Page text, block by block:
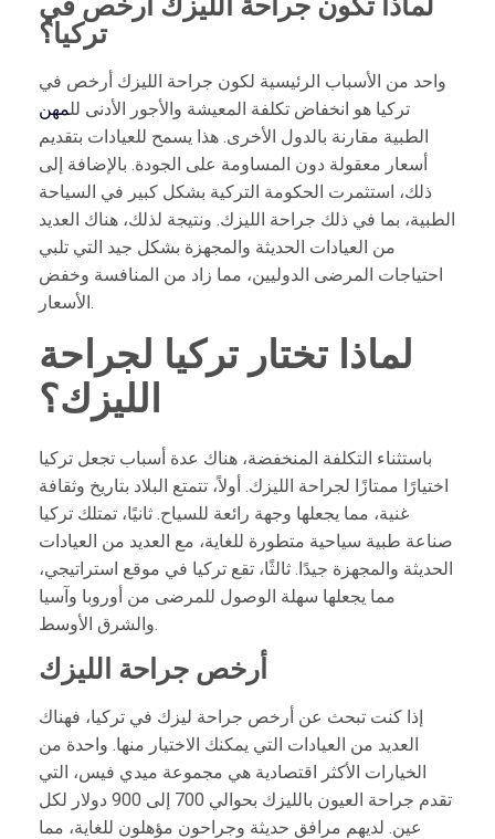
لماذا تكون جراحة الليزك أرخص في
تركيا؟
واحد من الأسباب الرئيسية لكون جراحة الليزك أرخص في
تركيا هو انخفاض تكلفة المعيشة والأجور الأدنى للمهن
الطبية مقارنة بالدول الأخرى. هذا يسمح للعيادات بتقديم
أسعار معقولة دون المساومة على الجودة. بالإضافة إلى
ذلك، استثمرت الحكومة التركية بشكل كبير في السياحة
الطبية، بما في ذلك جراحة الليزك. ونتيجة لذلك، هناك العديد
من العيادات الحديثة والمجهزة بشكل جيد التي تلبي
احتياجات المرضى الدوليين، مما زاد من المنافسة وخفض
الأسعار.
لماذا تختار تركيا لجراحة
الليزك؟
باستثناء التكلفة المنخفضة، هناك عدة أسباب تجعل تركيا
اختيارًا ممتازًا لجراحة الليزك. أولاً، تتمتع البلاد بتاريخ وثقافة
غنية، مما يجعلها وجهة رائعة للسياح. ثانيًا، تمتلك تركيا
صناعة طبية سياحية متطورة للغاية، مع العديد من العيادات
الحديثة والمجهزة جيدًا. ثالثًا، تقع تركيا في موقع استراتيجي،
مما يجعلها سهلة الوصول للمرضى من أوروبا وآسيا
والشرق الأوسط.
أرخص جراحة الليزك
إذا كنت تبحث عن أرخص جراحة ليزك في تركيا، فهناك
العديد من العيادات التي يمكنك الاختيار منها. واحدة من
الخيارات الأكثر اقتصادية هي مجموعة ميدي فيس، التي
تقدم جراحة العيون بالليزك بحوالي 700 إلى 900 دولار لكل
عين. لديهم مرافق حديثة وجراحون مؤهلون للغاية، مما